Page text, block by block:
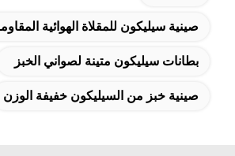
صينية سيليكون للمقلاة الهوائية
بطانات سيليكون متينة لصواني الخبز
صينية خبز من السيليكون خفيفة الوزن